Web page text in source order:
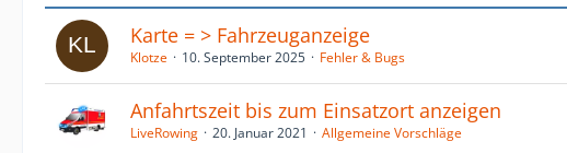
Karte = > Fahrzeuganzeige
Klotze 10. September 2025 Fehler & Bugs
Anfahrtszeit bis zum Einsatzort anzeigen
LiveRowing 20. Januar 2021 Allgemeine Vorschläge